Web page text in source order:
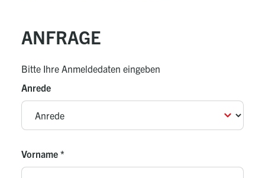
ANFRAGE
Bitte Ihre Anmeldedaten eingeben
Anrede
Vorname *